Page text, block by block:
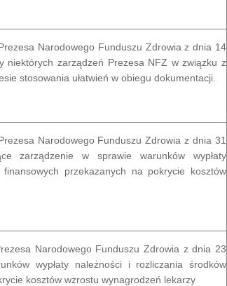
Narodowego Funduszu Zdrowia z dnia 14
niektórych zarządzeń Prezesa NFZ w związku z
stosowania ułatwień w obiegu dokumentacji.
Narodowego Funduszu Zdrowia z dnia 31
zarządzenie w sprawie warunków wypłaty
przekazanych na pokrycie kosztów
Narodowego Funduszu Zdrowia z dnia 23
wypłaty należności i rozliczania środków
kosztów wzrostu wynagrodzeń lekarzy